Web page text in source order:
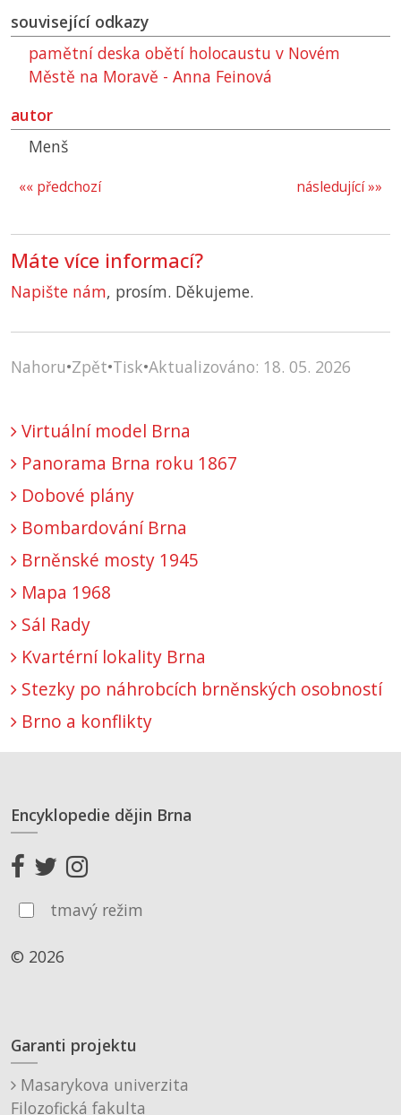
související odkazy
pamětní deska obětí holocaustu v Novém
Městě na Moravě - Anna Feinová
autor
Menš
následující »»
«« předchozí
Máte více informací?
Napište nám, prosím. Děkujeme.
Nahoru•Zpět•Tisk•Aktualizováno: 18. 05. 2026
Virtuální model Brna
Panorama Brna roku 1867
Dobové plány
Bombardování Brna
Brněnské mosty 1945
Mapa 1968
Sál Rady
Kvartérní lokality Brna
Stezky po náhrobcích brněnských osobností
Brno a konflikty
Encyklopedie dějin Brna
tmavý režim
© 2026
Garanti projektu
Masarykova univerzita
Filozofická fakulta